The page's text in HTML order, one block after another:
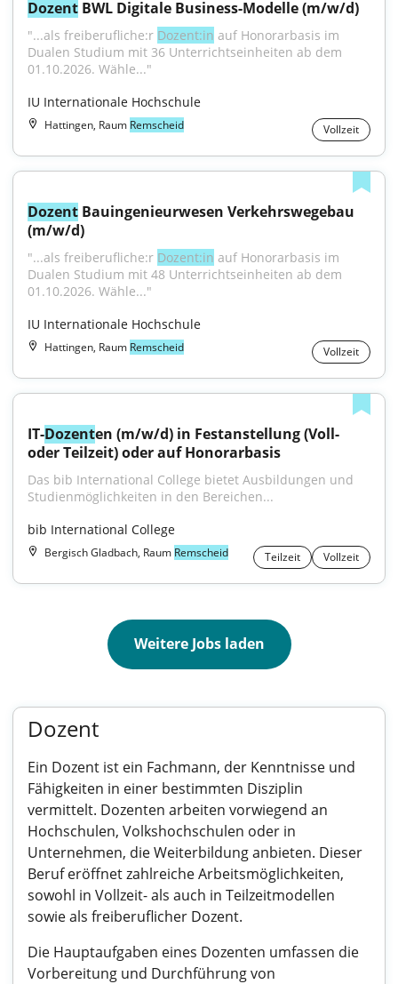
Dozent BWL Digitale Business-Modelle (m/w/d)
"...als freiberufliche:r Dozent:in auf Honorarbasis im
Dualen Studium mit 36 Unterrichtseinheiten ab dem
01.10.2026. Wähle..."
IU Internationale Hochschule
Hattingen, Raum Remscheid Vollzeit
Dozent Bauingenieurwesen Verkehrswegebau
(m/w/d)
"...als freiberufliche:r Dozent:in auf Honorarbasis im
Dualen Studium mit 48 Unterrichtseinheiten ab dem
01.10.2026. Wähle..."
IU Internationale Hochschule
Hattingen, Raum Remscheid Vollzeit
IT-Dozenten (m/w/d) in Festanstellung (Voll-
oder Teilzeit) oder auf Honorarbasis
Das bib International College bietet Ausbildungen und
Studienmöglichkeiten in den Bereichen...
bib International College
Bergisch Gladbach, Raum Remscheid Teilzeit Vollzeit
Weitere Jobs laden
Dozent
Ein Dozent ist ein Fachmann, der Kenntnisse und
Fähigkeiten in einer bestimmten Disziplin
vermittelt. Dozenten arbeiten vorwiegend an
Hochschulen, Volkshochschulen oder in
Unternehmen, die Weiterbildung anbieten. Dieser
Beruf eröffnet zahlreiche Arbeitsmöglichkeiten,
sowohl in Vollzeit- als auch in Teilzeitmodellen
sowie als freiberuflicher Dozent.
Die Hauptaufgaben eines Dozenten umfassen die
Vorbereitung und Durchführung von